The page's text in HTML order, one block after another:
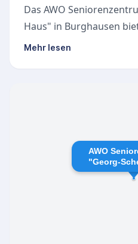
Das AWO
Haus" in Burghausen
an ambulanten
Angebotene Leistungen
Das Seniorenzentrum
und Kurzzeitpflege,
Mehr lesen
AWO
"Georg-